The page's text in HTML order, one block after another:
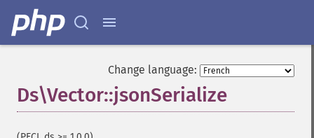
Change language:
Ds\Vector::jsonSerialize